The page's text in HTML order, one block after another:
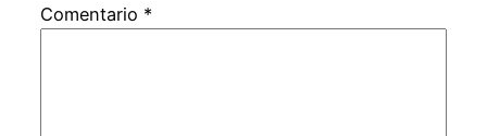
Comentario *